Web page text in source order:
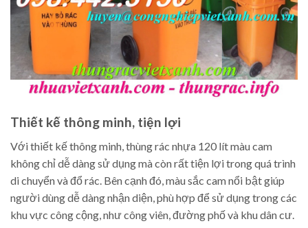
Thiết kế thông minh, tiện lợi
Với thiết kế thông minh, thùng rác nhựa 120 lít màu cam
không chỉ dễ dàng sử dụng mà còn rất tiện lợi trong quá trình
di chuyển và đổ rác. Bên cạnh đó, màu sắc cam nổi bật giúp
người dùng dễ dàng nhận diện, phù hợp để sử dụng trong các
khu vực công cộng, như công viên, đường phố và khu dân cư.